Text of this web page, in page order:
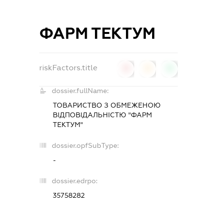
ФАРМ ТЕКТУМ
riskFactors.title
dossier.fullName:
ТОВАРИСТВО З ОБМЕЖЕНОЮ
ВІДПОВІДАЛЬНІСТЮ "ФАРМ
ТЕКТУМ"
dossier.opfSubType:
-
dossier.edrpo:
35758282